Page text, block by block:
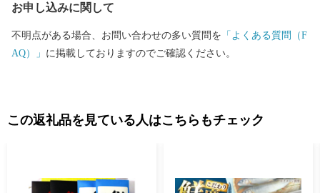
路線を走る車両は、その優雅なたたずまいから「貴婦人」の愛称
お申し込みに関して
不明点がある場合、お問い合わせの多い質問を 「よくある質問（F
AQ）」 に掲載しておりますのでご確認ください。
この返礼品を見ている人はこちらもチェック